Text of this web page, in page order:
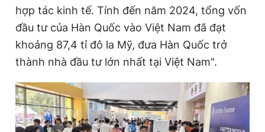
Hotline
0906 645 777
Liên hệ quảng cáo
0908 780 404
Đặt báo Quảng cáo RSS Tòa soạn Chính sách bảo
Tổng biên tập: Nguyễn Ngọc Toàn
Phó tổng biên tập thường trực: Hải Thành
Phó tổng biên tập: Lâm Hiếu Dũng
Phó tổng biên tập: Trần Việt Hưng
Tổng thư ký tòa soạn: Đức Trung
hợp tác kinh tế. Tính đến năm 2024, tổng vốn
đầu tư của Hàn Quốc vào Việt Nam đã đạt
khoảng 87,4 tỉ đô la Mỹ, đưa Hàn Quốc trở
thành nhà đầu tư lớn nhất tại Việt Nam".